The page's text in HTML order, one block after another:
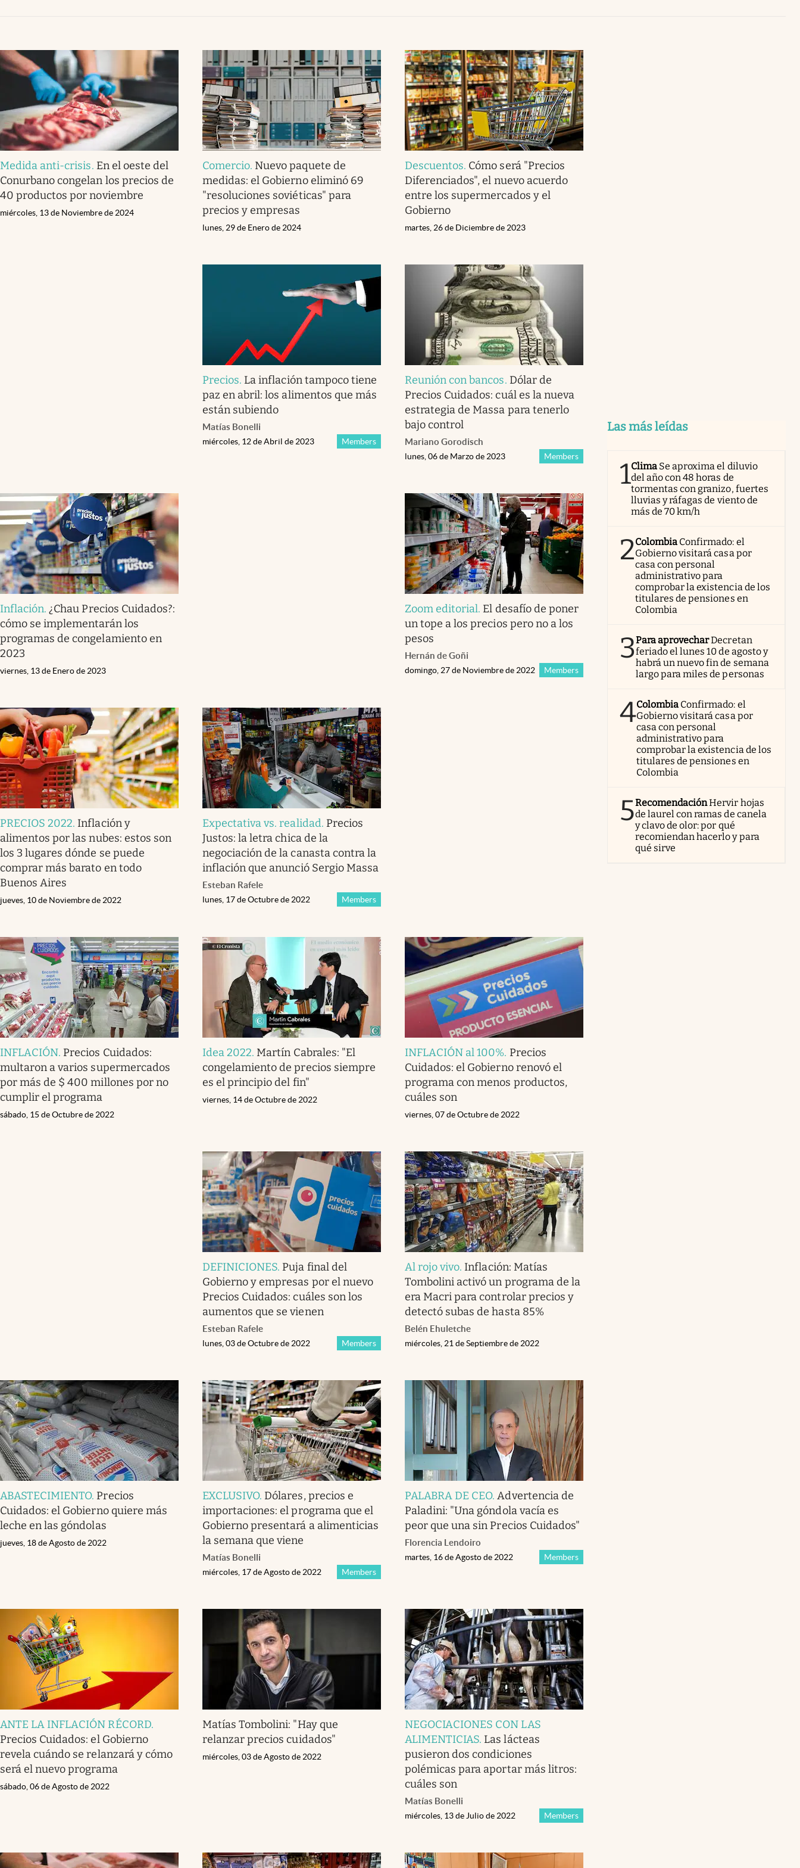
Clima
Mundial 2026
Eventos Corporativos
El Cronista Studio
Mediakit
abre en nueva pestaña
Medida anti-crisis. En el oeste del
Conurbano congelan los precios de
40 productos por noviembre
miércoles, 13 de Noviembre de 2024
Comercio. Nuevo paquete de
medidas: el Gobierno eliminó 69
"resoluciones soviéticas" para
precios y empresas
lunes, 29 de Enero de 2024
Descuentos. Cómo será "Precios
Diferenciados", el nuevo acuerdo
entre los supermercados y el
Gobierno
martes, 26 de Diciembre de 2023
Precios. La inflación tampoco tiene
paz en abril: los alimentos que más
están subiendo
Matías Bonelli
Members
miércoles, 12 de Abril de 2023
Reunión con bancos. Dólar de
Precios Cuidados: cuál es la nueva
estrategia de Massa para tenerlo
bajo control
Mariano Gorodisch
Members
lunes, 06 de Marzo de 2023
Inflación. ¿Chau Precios Cuidados?:
cómo se implementarán los
programas de congelamiento en
2023
viernes, 13 de Enero de 2023
Zoom editorial. El desafío de poner
un tope a los precios pero no a los
pesos
Hernán de Goñi
Members
domingo, 27 de Noviembre de 2022
PRECIOS 2022. Inflación y
alimentos por las nubes: estos son
los 3 lugares dónde se puede
comprar más barato en todo
Buenos Aires
jueves, 10 de Noviembre de 2022
Expectativa vs. realidad. Precios
Justos: la letra chica de la
negociación de la canasta contra la
inflación que anunció Sergio Massa
Esteban Rafele
Members
lunes, 17 de Octubre de 2022
INFLACIÓN. Precios Cuidados:
multaron a varios supermercados
por más de $ 400 millones por no
cumplir el programa
sábado, 15 de Octubre de 2022
Idea 2022. Martín Cabrales: "El
congelamiento de precios siempre
es el principio del fin"
viernes, 14 de Octubre de 2022
INFLACIÓN al 100%. Precios
Cuidados: el Gobierno renovó el
programa con menos productos,
cuáles son
viernes, 07 de Octubre de 2022
DEFINICIONES. Puja final del
Gobierno y empresas por el nuevo
Precios Cuidados: cuáles son los
aumentos que se vienen
Esteban Rafele
Members
lunes, 03 de Octubre de 2022
Al rojo vivo. Inflación: Matías
Tombolini activó un programa de la
era Macri para controlar precios y
detectó subas de hasta 85%
Belén Ehuletche
miércoles, 21 de Septiembre de 2022
ABASTECIMIENTO. Precios
Cuidados: el Gobierno quiere más
leche en las góndolas
jueves, 18 de Agosto de 2022
EXCLUSIVO. Dólares, precios e
importaciones: el programa que el
Gobierno presentará a alimenticias
la semana que viene
Matías Bonelli
Members
miércoles, 17 de Agosto de 2022
PALABRA DE CEO.Advertencia de
Paladini: "Una góndola vacía es
peor que una sin Precios Cuidados"
Florencia Lendoiro
Members
martes, 16 de Agosto de 2022
ANTE LA INFLACIÓN RÉCORD.
Precios Cuidados: el Gobierno
revela cuándo se relanzará y cómo
será el nuevo programa
sábado, 06 de Agosto de 2022
Matías Tombolini: "Hay que
relanzar precios cuidados"
miércoles, 03 de Agosto de 2022
NEGOCIACIONES CON LAS
ALIMENTICIAS. Las lácteas
pusieron dos condiciones
polémicas para aportar más litros:
cuáles son
Matías Bonelli
Members
miércoles, 13 de Julio de 2022
Las más leídas
1Clima Se aproxima el diluvio
del año con 48 horas de
tormentas con granizo, fuertes
lluvias y ráfagas de viento de
más de 70 km/h
2Colombia Confirmado: el
Gobierno visitará casa por
casa con personal
administrativo para
comprobar la existencia de los
titulares de pensiones en
Colombia
3Para aprovecharDecretan
feriado el lunes 10 de agosto y
habrá un nuevo fin de semana
largo para miles de personas
4Colombia Confirmado: el
Gobierno visitará casa por
casa con personal
administrativo para
comprobar la existencia de los
titulares de pensiones en
Colombia
5RecomendaciónHervir hojas
de laurel con ramas de canela
y clavo de olor: por qué
recomiendan hacerlo y para
qué sirve